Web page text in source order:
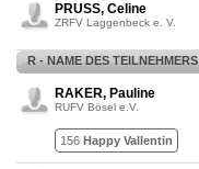
PRUSS, Celine
ZRFV Laggenbeck e. V.
R - NAME DES TEILNEHMERS
RAKER, Pauline
RUFV Bösel e.V.
156 Happy Vallentin